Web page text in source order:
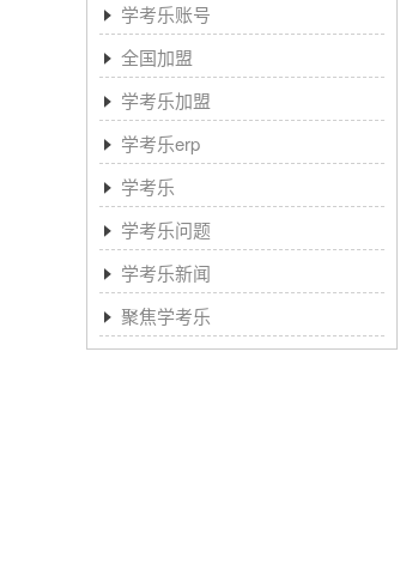
学考乐账号
全国加盟
学考乐加盟
学考乐erp
学考乐
学考乐问题
学考乐新闻
聚焦学考乐